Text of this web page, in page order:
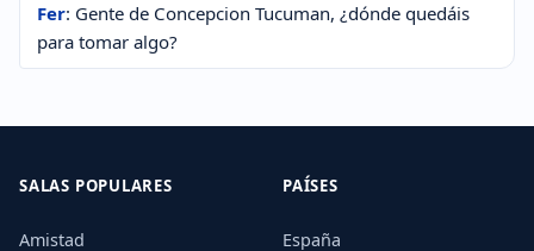
Fer: Gente de Concepcion Tucuman, ¿dónde quedáis
para tomar algo?
SALAS POPULARES
Amistad
PAÍSES
España